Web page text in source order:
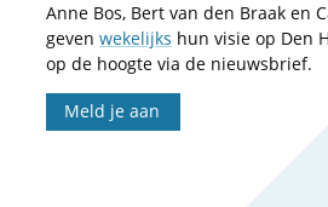
Anne Bos, Bert van den Braak en
geven wekelijks hun visie op Den
op de hoogte via de nieuwsbrief.
Meld je aan